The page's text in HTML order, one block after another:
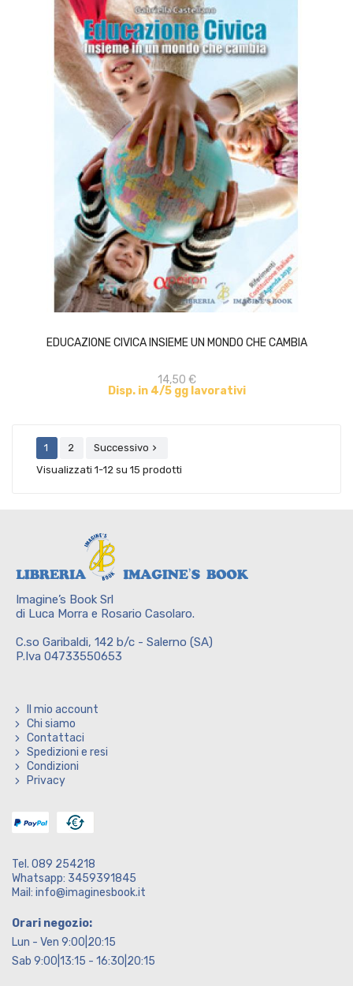
EDUCAZIONE CIVICA INSIEME UN MONDO CHE CAMBIA
14,50 €
Disp. in 4/5 gg lavorativi
ACQUISTA
1 2 Successivo 
Visualizzati 1-12 su 15 prodotti
Imagine’s Book Srl
di Luca Morra e Rosario Casolaro.
C.so Garibaldi, 142 b/c - Salerno (SA)
P.Iva 04733550653
Il mio account
Chi siamo
Contattaci
Spedizioni e resi
Condizioni
Privacy
Tel. 089 254218
Whatsapp: 3459391845
Mail: info@imaginesbook.it
Orari negozio:
Lun - Ven 9:00|20:15
Sab 9:00|13:15 - 16:30|20:15